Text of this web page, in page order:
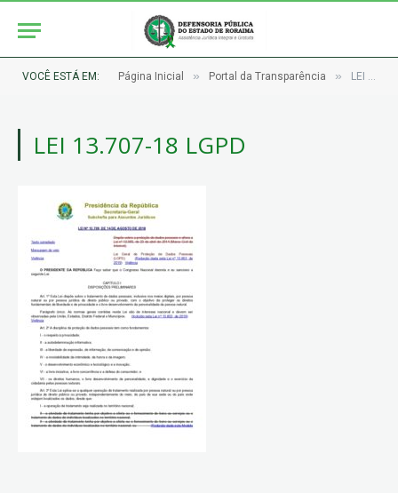
VOCÊ ESTÁ EM: Página Inicial » Portal da Transparência » LEI 13.707-18 LGPD
LEI 13.707-18 LGPD